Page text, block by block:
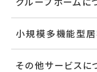
小規模多機能型
その他サービスに